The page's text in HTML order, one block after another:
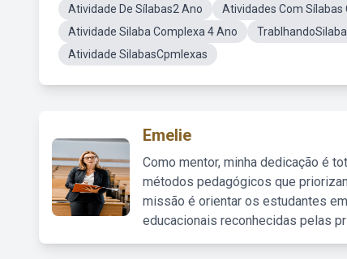
Atividade De Sílabas2 Ano
Atividades Com Sílabas
Atividade Silaba Complexa 4 Ano
Atividade SilabasCpmlexas
Emelie
Como mentor, minha dedicação é
métodos pedagógicos que
missão é orientar os estudantes
educacionais reconhecidas pelas